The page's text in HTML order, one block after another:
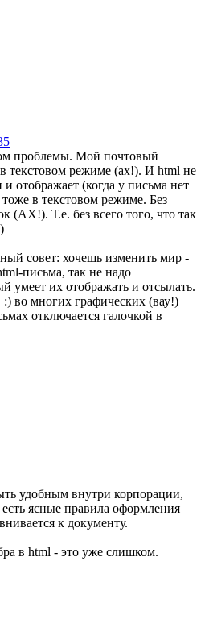
проблемы. Мой почтовый
текстовом режиме (ах!). И html не
отображает (когда у письма нет
в текстовом режиме. Без
(АХ!). Т.е. без всего того, что так
совет: хочешь изменить мир -
письма, так не надо
умеет их отображать и отсылать.
во многих графических (вау!)
отключается галочкой в
удобным внутри корпорации,
ясные правила оформления
к документу.
в html - это уже слишком.